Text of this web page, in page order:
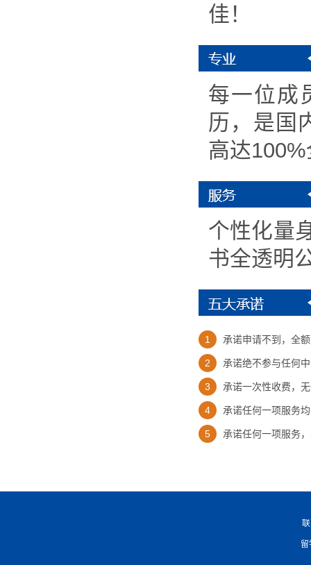
佳！
每一位成
历，是国
高达
个性化量
书全透明
1 承诺申请不到，全
2 承诺绝不参与任何
3 承诺一次性收费，
4 承诺任何一项服务
5 承诺任何一项服务